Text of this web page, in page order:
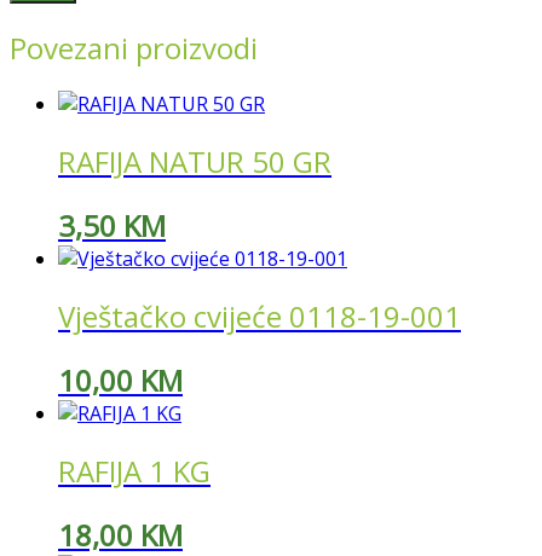
Povezani proizvodi
RAFIJA NATUR 50 GR
3,50 KM
Vještačko cvijeće 0118-19-001
10,00 KM
RAFIJA 1 KG
18,00 KM